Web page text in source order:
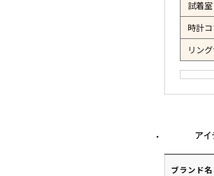
試着室
時計
リン
アイ
ブランド名